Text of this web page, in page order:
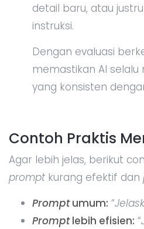
detail baru, atau
instruksi.
Dengan evaluasi
memastikan AI
yang konsisten
Contoh Praktis
Agar lebih jelas, berikut
prompt kurang efektif dan
Promptumum: “
Promptlebih efisien: “